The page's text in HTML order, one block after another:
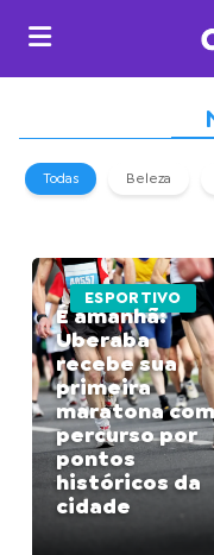
Todas Beleza
ESPORTIVO
É amanhã:
Uberaba
recebe sua
primeira
maratona
percurso por
pontos
históricos da
cidade